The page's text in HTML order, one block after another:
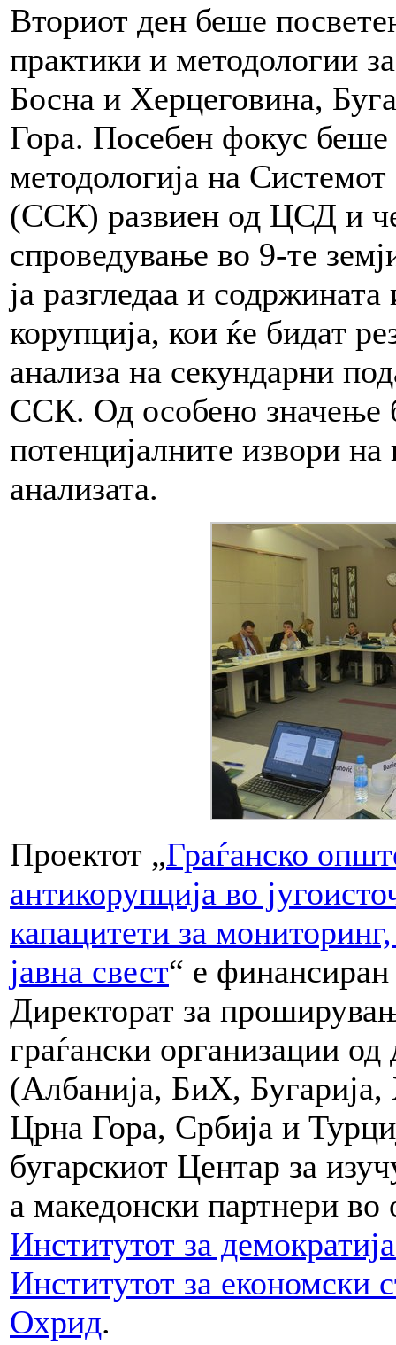
Вториот ден беше
практики и методологии
Босна и Херцеговина,
Гора. Посебен фокус беше
методологија на
(ССК) развиен од ЦСД и
спроведување во 9-те
ја разгледаа и
корупција, кои ќе бидат
анализа на секундарни
ССК. Од особено значење
потенцијалните извори
анализата.
Проектот „Граѓанско
антикорупција во
капацитети за
јавна свест“ е финансиран
Директорат за
граѓански организации
(Албанија, БиХ,
Црна Гора, Србија и
бугарскиот Центар за
а македонски партнери
Институтот за
Институтот за економски
Охрид.